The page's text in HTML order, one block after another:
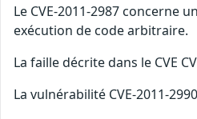
Le CVE-2011-2987
exécution de code arbitraire.
La faille décrite dans le CVE
La vulnérabilité CVE-2011-